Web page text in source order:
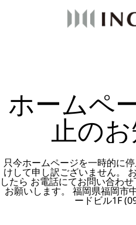
ホームペ
止の
只今ホームページを一時的に
けして申し訳ございません。
したら お電話にてお問い合わ
お願いします。 福岡県福岡市
ードビル1F